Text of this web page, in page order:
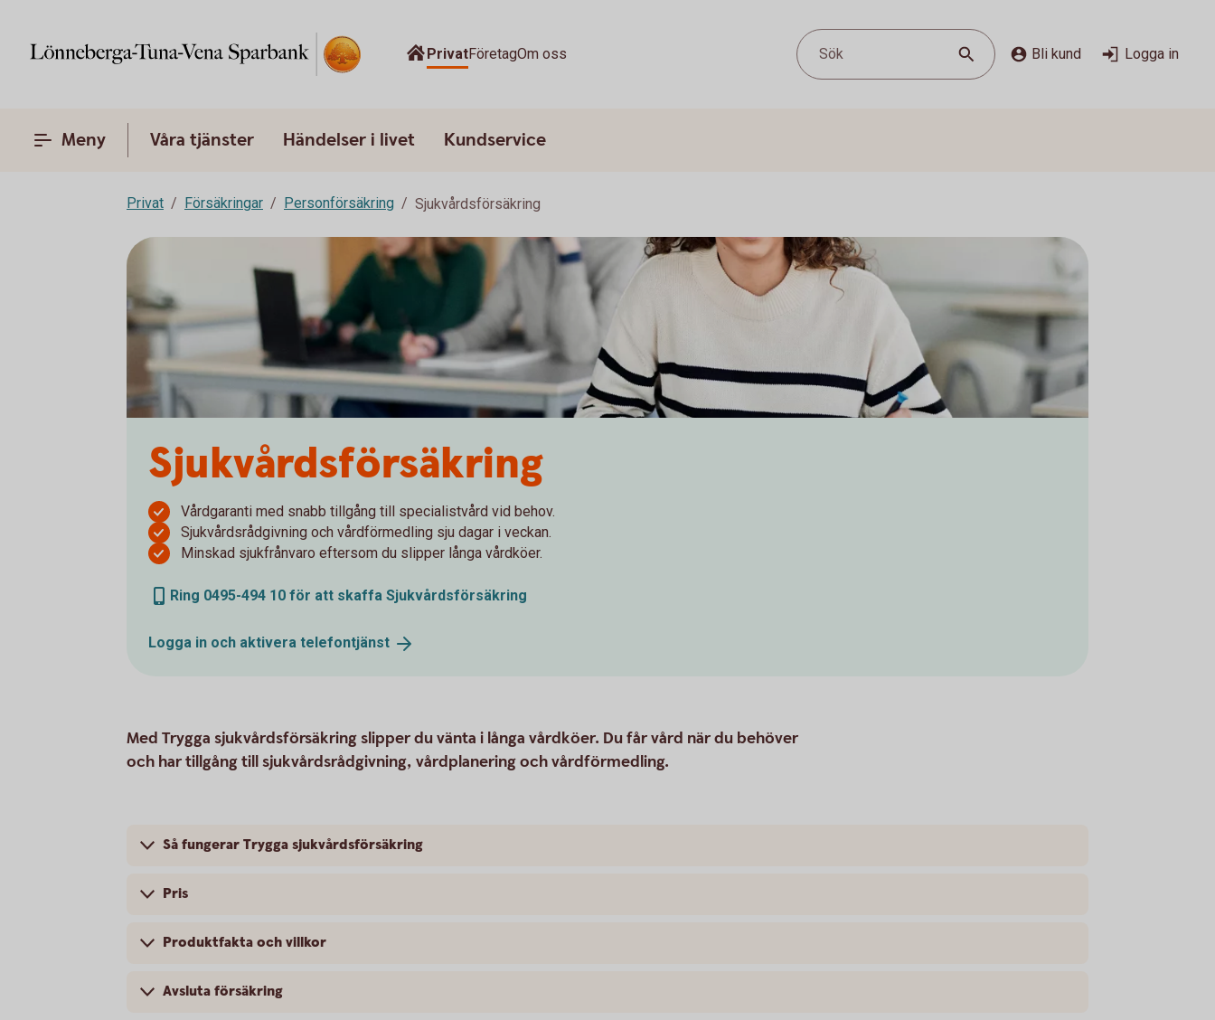
PrivatFöretagOm oss Sök Bli kund Logga in
Meny Våra tjänster Händelser i livet Kundservice
Privat Försäkringar Personförsäkring Sjukvårdsförsäkring
Sjukvårds­försäkring
Vårdgaranti med snabb tillgång till specialistvård vid behov.
Sjukvårdsrådgivning och vårdförmedling sju dagar i veckan.
Minskad sjukfrånvaro eftersom du slipper långa vårdköer.
Ring 0495-494 10 för att skaffa Sjukvårdsförsäkring
Logga in och aktivera telefontjänst
Med Trygga sjukvårdsförsäkring slipper du vänta i långa vårdköer. Du får vård när du behöver
och har tillgång till sjukvårdsrådgivning, vårdplanering och vårdförmedling.
Så fungerar Trygga sjukvårdsförsäkring
Pris
Produktfakta och villkor
Avsluta försäkring